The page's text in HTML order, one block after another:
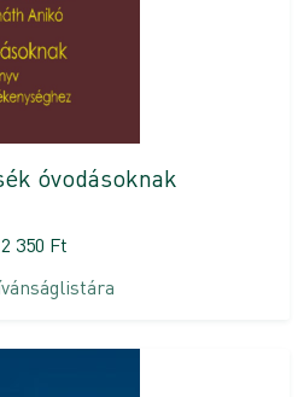
óvodásoknak
2 350 Ft